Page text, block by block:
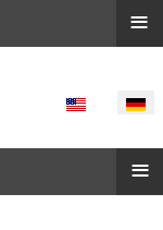
SPRACHE
≡
≡